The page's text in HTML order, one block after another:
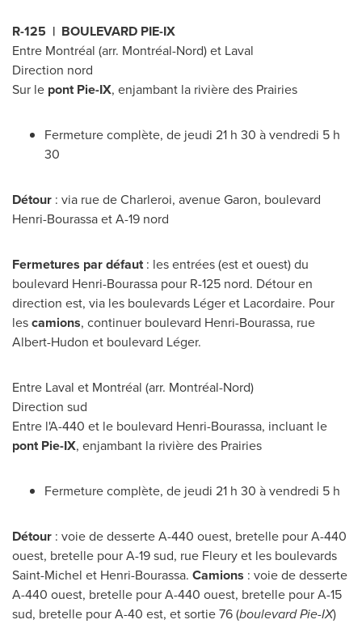
R-125 | BOULEVARD PIE-IX
Entre Montréal (arr. Montréal-Nord) et Laval
Direction nord
Sur le pont Pie-IX, enjambant la rivière des Prairies
Fermeture complète, de jeudi 21 h 30 à vendredi 5 h
30
Détour : via rue de Charleroi, avenue Garon, boulevard
Henri-Bourassa et A-19 nord
Fermetures par défaut: les entrées (est et ouest) du
boulevard Henri-Bourassa pour R-125 nord. Détour en
direction est, via les boulevards Léger et Lacordaire. Pour
lescamions, continuer boulevard Henri-Bourassa, rue
Albert-Hudon et boulevard Léger.
Entre Laval et Montréal (arr. Montréal-Nord)
Direction sud
Entre l'A-440 et le boulevard Henri-Bourassa, incluant le
pont Pie-IX, enjambant la rivière des Prairies
Fermeture complète, de jeudi 21 h 30 à vendredi 5 h
Détour : voie de desserte A-440 ouest, bretelle pour A-440
ouest, bretelle pour A-19 sud, rue Fleury et les boulevards
Saint-Michel et Henri-Bourassa. Camions : voie de desserte
A-440 ouest, bretelle pour A-440 ouest, bretelle pour A-15
sud, bretelle pour A-40 est, et sortie 76 (boulevard Pie-IX)